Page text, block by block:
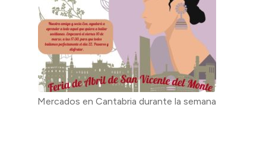
Mercados en Cantabria durante la semana